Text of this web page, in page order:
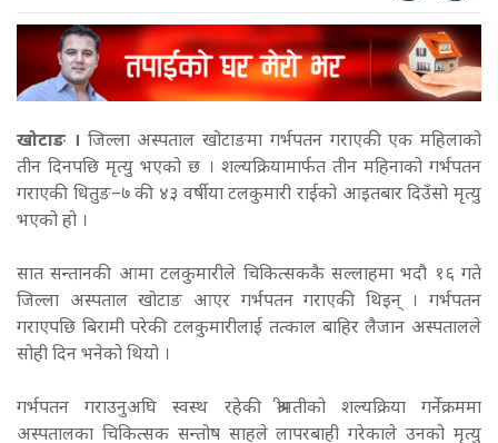
खोटाङ । जिल्ला अस्पताल खोटाङमा गर्भपतन गराएकी एक महिलाको
तीन दिनपछि मृत्यु भएको छ । शल्यक्रियामार्फत तीन महिनाको गर्भपतन
गराएकी धितुङ–७ की ४३ वर्षीया टलकुमारी राईको आइतबार दिउँसो मृत्यु
भएको हो ।
सात सन्तानकी आमा टलकुमारीले चिकित्सककै सल्लाहमा भदौ १६ गते
जिल्ला अस्पताल खोटाङ आएर गर्भपतन गराएकी थिइन् । गर्भपतन
गराएपछि बिरामी परेकी टलकुमारीलाई तत्काल बाहिर लैजान अस्पतालले
सोही दिन भनेको थियो ।
गर्भपतन गराउनुअघि स्वस्थ रहेकी श्रीमतीको शल्यक्रिया गर्नेक्रममा
अस्पतालका चिकित्सक सन्तोष साहले लापरबाही गरेकाले उनको मृत्यु